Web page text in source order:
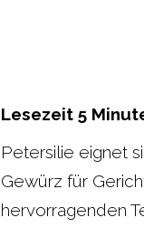
Lesezeit 5
Petersilie eignet
Gewürz für
hervorragenden